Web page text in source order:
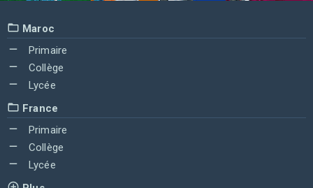
Maroc
Primaire
Collège
Lycée
France
Primaire
Collège
Lycée